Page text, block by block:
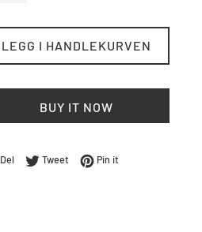
LEGG I HANDLEKURVEN
BUY IT NOW
Del Del på Facebook
Tweet Tweet på Twitter
Pin it